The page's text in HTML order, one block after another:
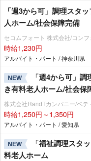
「週3から可」調理スタ
人ホーム/社会保障完備
セコムフォート 株式会社/コン
時給1,230円
アルバイト・パート / 神奈川県
NEW
「週4から可」
き有料老人ホーム/社会保
株式会社RandTカンパニー/ベテ
時給1,250円～1,350円
アルバイト・パート / 愛知県
NEW
「福祉調理スタ
料老人ホーム